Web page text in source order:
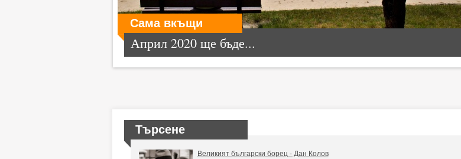
Сама вкъщи
Април 2020 ще бъде...
Търсене
Великият български борец - Дан Колов